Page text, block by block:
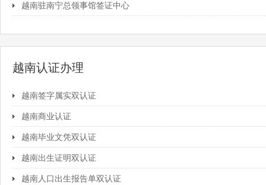
越南驻南宁总领事馆签证中心
越南认证办理
越南签字属实双认证
越南商业认证
越南毕业文凭双认证
越南出生证明双认证
越南人口出生报告单双认证